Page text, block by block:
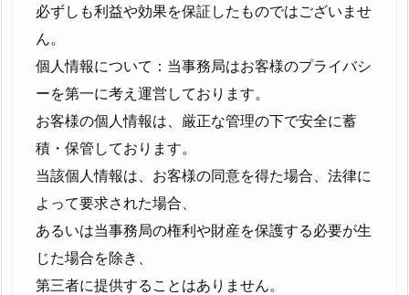
必ずしも利益や効果を保証したものではございませ
ん。
個人情報について：当事務局はお客様のプライバシ
ーを第一に考え運営しております。
お客様の個人情報は、厳正な管理の下で安全に蓄
積・保管しております。
当該個人情報は、お客様の同意を得た場合、法律に
よって要求された場合、
あるいは当事務局の権利や財産を保護する必要が生
じた場合を除き、
第三者に提供することはありません。